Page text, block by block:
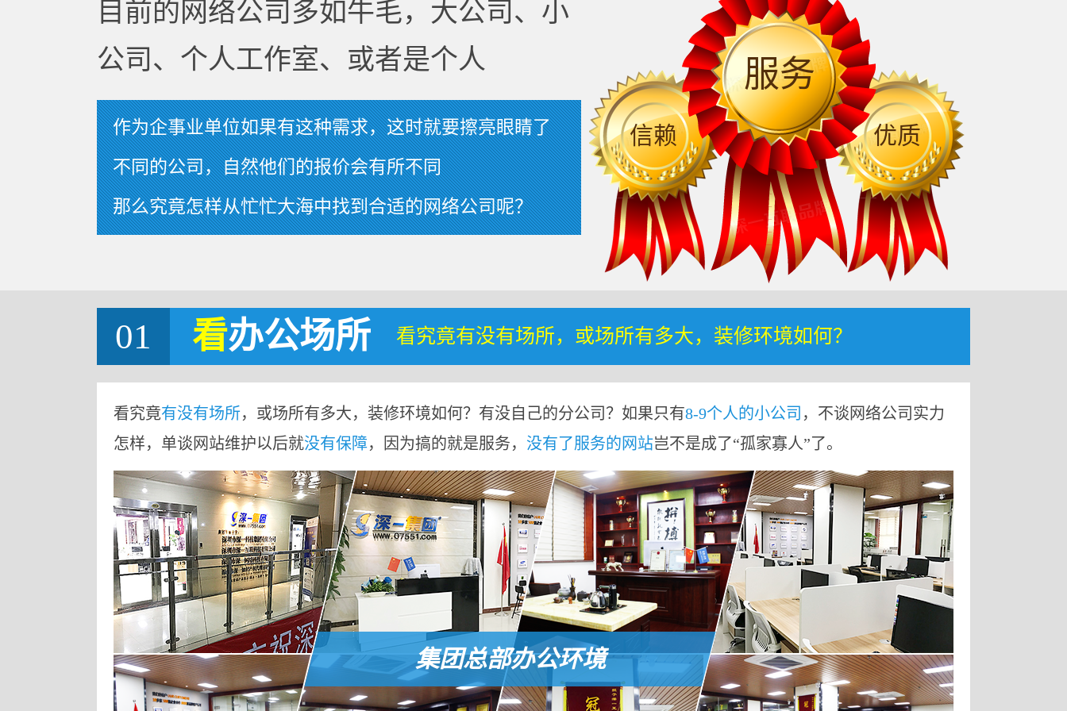
目前的网络公司多如牛毛，大公司、小
公司、个人工作室、或者是个人
作为企事业单位如果有这种需求，这时就要擦亮眼睛了
不同的公司，自然他们的报价会有所不同
那么究竟怎样从忙忙大海中找到合适的网络公司呢？
信赖
服务
优质
01 看办公场所 看究竟有没有场所，或场所有多大，装修环境如何？
看究竟有没有场所，或场所有多大，装修环境如何？有没自己的分公司？如果只有8-9个人的小公司 ，不谈网络公司实力
怎样，单谈网站维护以后就没有保障，因为搞的就是服务， 没有了服务的网站岂不是成了“孤家寡人”了。
集团总部办公环境